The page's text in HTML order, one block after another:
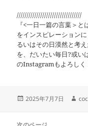
/////////////////////////////////
『<一日一篇の言葉＞
をインスピレーション
るいはその日漠然と考
を、だいたい毎日?或い
のInstagramもよろし
投
2025年7月7日
作